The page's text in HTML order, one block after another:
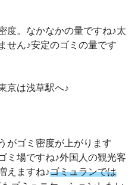
度。なかなかの量ですね♪太
せん♪安定のゴミの量です
京は浅草駅へ♪
がゴミ密度が上がります
ミ場ですね♪外国人の観光客
えますね♪ゴミュランでは